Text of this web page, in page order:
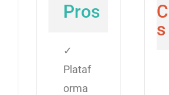
Pros
✓
Plataf
orma
s